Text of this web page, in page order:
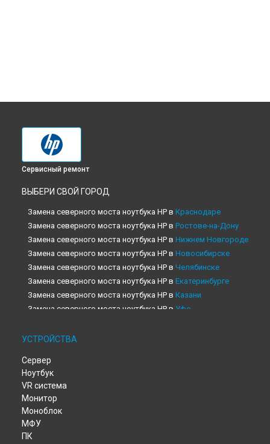
Сервисный ремонт
ВЫБЕРИ СВОЙ ГОРОД
Замена северного моста ноутбука HP в Краснодаре
Замена северного моста ноутбука HP в Ростове-на-Дону
Замена северного моста ноутбука HP в Нижнем Новгороде
Замена северного моста ноутбука HP в Новосибирске
Замена северного моста ноутбука HP в Челябинске
Замена северного моста ноутбука HP в Екатеринбурге
Замена северного моста ноутбука HP в Казани
Замена северного моста ноутбука HP в Уфе
Замена северного моста ноутбука HP в
Замена северного моста ноутбука HP в
Замена северного моста ноутбука HP в
Замена северного моста ноутбука HP в
Замена северного моста ноутбука HP в
Замена северного моста ноутбука HP в
УСТРОЙСТВА
Сервер
Ноутбук
VR система
Монитор
Моноблок
МФУ
ПК